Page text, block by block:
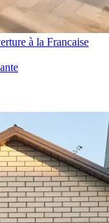
Ouverture à la Francaise